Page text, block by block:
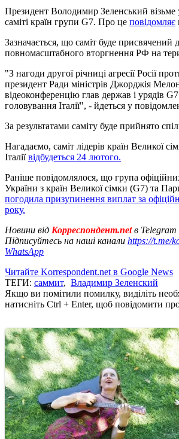
Президент Володимир Зеленський візьме
саміті країн групи G7. Про це повідомляє
Зазначається, що саміт буде присвячений
повномасштабного вторгнення РФ на
"З нагоди другої річниці агресії Росії
президент Ради міністрів Джорджія
відеоконференцію глав держав і урядів
головування Італії", - йдеться у
За результатами саміту буде прийнято
Нагадаємо, саміт лідерів країн Великої
Італіївідбудеться 24 лютого.
Раніше повідомлялося, що група
України з країн Великої сімки (G7) та
погодила призупинення виплат за
року.
Новини від Корреспондент.netв
Підписуйтесь на наші канали https://t.me/
WhatsApp
Читайте Korrespondent.net в Google News
ТЕГИ: саммит, Владимир Зеленский
Якщо ви помітили помилку, виділіть
натисніть Ctrl + Enter, щоб повідомити